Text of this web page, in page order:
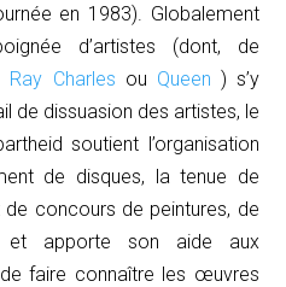
en 1983). Globalement
d’artistes (dont, de
Ray Charles ou Queen ) s’y
de dissuasion des artistes, le
soutient l’organisation
de disques, la tenue de
concours de peintures, de
et apporte son aide aux
faire connaître les œuvres